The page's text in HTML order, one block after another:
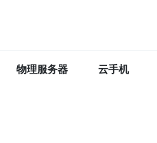
物理服务器 云手机